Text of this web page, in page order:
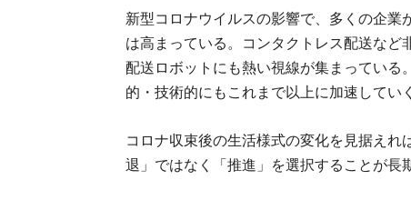
新型コロナウイルスの影響で、多くの企業
は高まっている。コンタクトレス配送な
配送ロボットにも熱い視線が集まっている
的・技術的にもこれまで以上に加速してい
コロナ収束後の生活様式の変化を見据え
退」ではなく「推進」を選択することが長